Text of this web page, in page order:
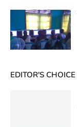
EDITOR'S CHOICE